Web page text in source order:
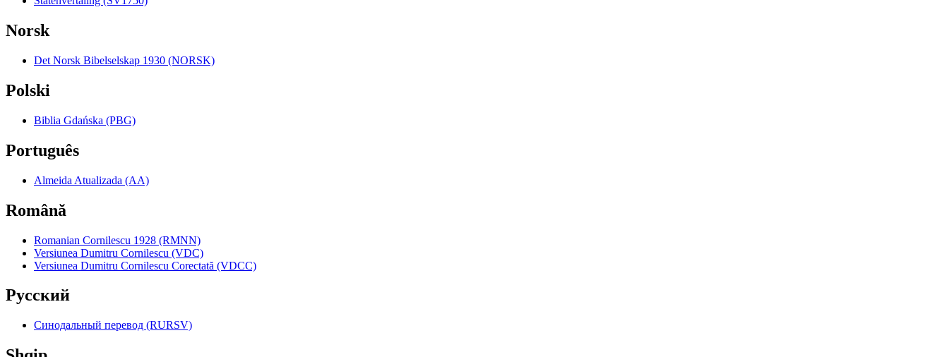
Norsk
Det Norsk Bibelselskap 1930 (NORSK)
Polski
Biblia Gdańska (PBG)
Português
Almeida Atualizada (AA)
Română
Romanian Cornilescu 1928 (RMNN)
Versiunea Dumitru Cornilescu (VDC)
Versiunea Dumitru Cornilescu Corectată (VDCC)
Pyccкий
Синодальный перевод (RURSV)